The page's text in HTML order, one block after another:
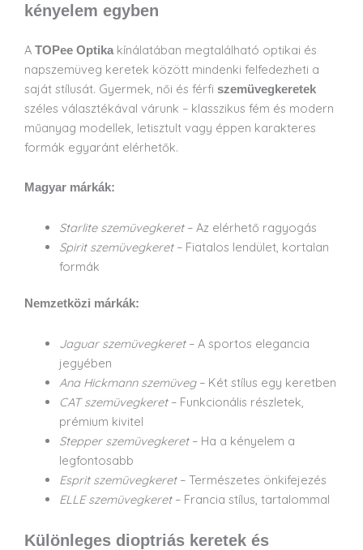
kényelem egyben
A TOPee Optikakínálatában megtalálható optikai és
napszemüveg keretek között mindenki felfedezheti a
saját stílusát. Gyermek, női és férfi szemüvegkeretek
széles választékával várunk – klasszikus fém és modern
műanyag modellek, letisztult vagy éppen karakteres
formák egyaránt elérhetők.
Magyar márkák:
Starlite szemüvegkeret– Az elérhető ragyogás
Spirit szemüvegkeret– Fiatalos lendület, kortalan
formák
Nemzetközi márkák:
Jaguar szemüvegkeret– A sportos elegancia
jegyében
Ana Hickmann szemüveg– Két stílus egy keretben
CAT szemüvegkeret– Funkcionális részletek,
prémium kivitel
Stepper szemüvegkeret– Ha a kényelem a
legfontosabb
Esprit szemüvegkeret– Természetes önkifejezés
ELLE szemüvegkeret– Francia stílus, tartalommal
Különleges dioptriás keretek és